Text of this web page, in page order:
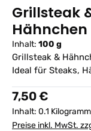
Grillsteak
Hähnchen
Inhalt: 100 g
Grillsteak &
Ideal für Steaks,
Regulärer Preis:
7,50 €
Inhalt: 0.1 Kilogramm
Preise inkl. MwSt.